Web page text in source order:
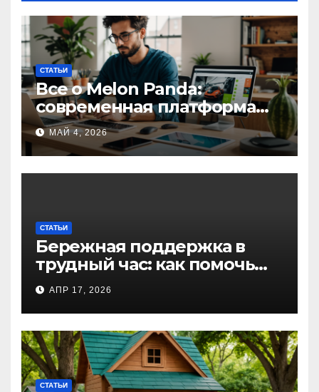
СТАТЬИ
Все о Melon Panda:
современная платформа
для творческих
профессионалов и
любителей
МАЙ 4, 2026
СТАТЬИ
Бережная поддержка в
трудный час: как помочь
близкому справиться с
алкогольной
интоксикацией и
сохранить семью
АПР 17, 2026
СТАТЬИ